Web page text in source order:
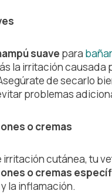
suave para
la irritación causada
de secarlo
problemas
o cremas
irritación cutánea, tu
o cremas
la inflamación.